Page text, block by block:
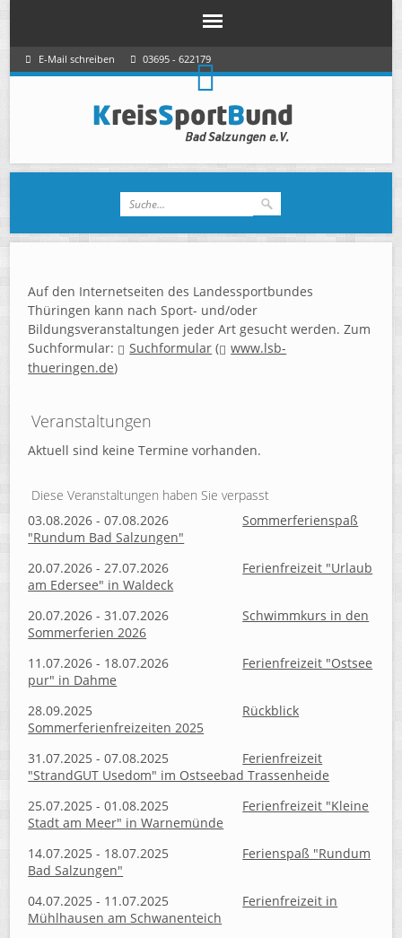
E-Mail schreiben 03695 - 622179
Auf den Internetseiten des Landessportbundes
Thüringen kann nach Sport- und/oder
Bildungsveranstaltungen jeder Art gesucht werden. Zum
Suchformular:
Suchformular (
www.lsb-
thueringen.de)
Veranstaltungen
Aktuell sind keine Termine vorhanden.
Diese Veranstaltungen haben Sie verpasst
03.08.2026 - 07.08.2026
Sommerferienspaß
"Rundum Bad Salzungen"
20.07.2026 - 27.07.2026
Ferienfreizeit "Urlaub
am Edersee" in Waldeck
20.07.2026 - 31.07.2026
Schwimmkurs in den
Sommerferien 2026
11.07.2026 - 18.07.2026
Ferienfreizeit "Ostsee
pur" in Dahme
28.09.2025
Rückblick
Sommerferienfreizeiten 2025
31.07.2025 - 07.08.2025
Ferienfreizeit
"StrandGUT Usedom" im Ostseebad Trassenheide
25.07.2025 - 01.08.2025
Ferienfreizeit "Kleine
Stadt am Meer" in Warnemünde
14.07.2025 - 18.07.2025
Ferienspaß "Rundum
Bad Salzungen"
04.07.2025 - 11.07.2025
Ferienfreizeit in
Mühlhausen am Schwanenteich